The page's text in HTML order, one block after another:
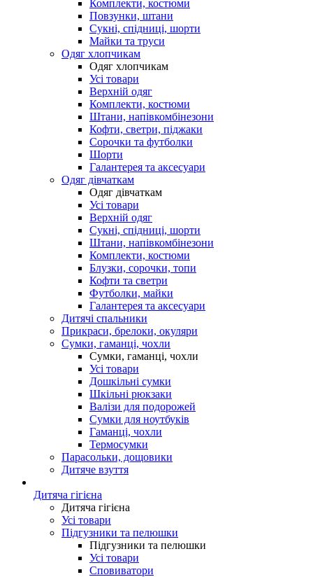
Комплекти, костюми
Повзунки, штани
Сукні, спідниці, шорти
Майки та труси
Одяг хлопчикам
Одяг хлопчикам
Усі товари
Верхній одяг
Комплекти, костюми
Штани, напівкомбінезони
Кофти, светри, піджаки
Сорочки та футболки
Шорти
Галантерея та аксесуари
Одяг дівчаткам
Одяг дівчаткам
Усі товари
Верхній одяг
Сукні, спідниці, шорти
Штани, напівкомбінезони
Комплекти, костюми
Блузки, сорочки, топи
Кофти та светри
Футболки, майки
Галантерея та аксесуари
Дитячі спальники
Прикраси, брелоки, окуляри
Сумки, гаманці, чохли
Сумки, гаманці, чохли
Усі товари
Дошкільні сумки
Шкільні рюкзаки
Валізи для подорожей
Сумки для ноутбуків
Гаманці, чохли
Термосумки
Парасольки, дощовики
Дитяче взуття
Дитяча гігієна
Дитяча гігієна
Усі товари
Підгузники та пелюшки
Підгузники та пелюшки
Усі товари
Сповиватори